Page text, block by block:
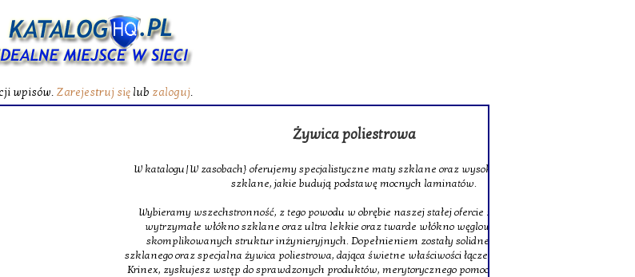
wpisów. Zarejestruj się lub zaloguj.
Żywica poliestrowa
W katalogu|W zasobach} oferujemy specjalistyczne maty szklane oraz wysokiej jakości tkaniny
szklane, jakie budują podstawę mocnych laminatów.
Wybieramy wszechstronność, z tego powodu w obrębie naszej stałej ofercie znajduje się także
wytrzymałe włókno szklane oraz ultra lekkie oraz twarde włókno węglowe, doskonałe do
skomplikowanych struktur inżynieryjnych. Dopełnieniem zostały solidne pręty z włókna
szklanego oraz specjalna żywica poliestrowa, dająca świetne właściwości łączenia. Decydując się na
Krinex, zyskujesz wstęp do sprawdzonych produktów, merytorycznego pomocy oraz terminowych